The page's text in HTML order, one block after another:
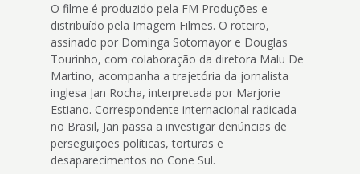
O filme é produzido pela FM Produções e
distribuído pela Imagem Filmes. O roteiro,
assinado por Dominga Sotomayor e Douglas
Tourinho, com colaboração da diretora Malu De
Martino, acompanha a trajetória da jornalista
inglesa Jan Rocha, interpretada por Marjorie
Estiano. Correspondente internacional radicada
no Brasil, Jan passa a investigar denúncias de
perseguições políticas, torturas e
desaparecimentos no Cone Sul.